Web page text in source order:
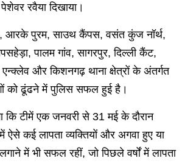
रवैया दिखाया।
आरके पुरम, साउथ कैंपस, वसंत कुंज नॉर्थ,
पालम गांव, सागरपुर, दिल्ली कैंट,
और किशनगढ़ थाना क्षेत्रों के अंतर्गत
को ढूंढने में पुलिस सफल हुई है।
कि टीमें एक जनवरी से 31 मई के दौरान
कई लापता व्यक्तियों और अगवा हुए या
में भी सफल रहीं, जो पिछले वर्षों में लापता